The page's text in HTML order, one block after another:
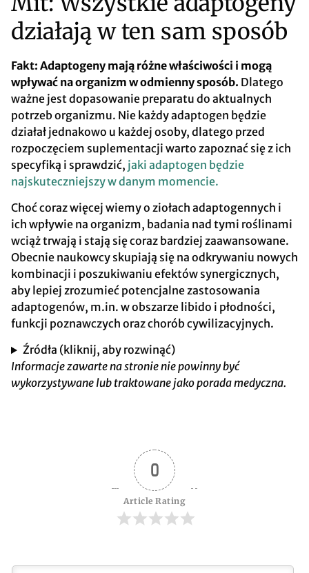
działają w ten sam sposób
Fakt: Adaptogeny mają różne właściwości i mogą
wpływać na organizm w odmienny sposób. Dlatego
ważne jest dopasowanie preparatu do aktualnych
potrzeb organizmu. Nie każdy adaptogen będzie
działał jednakowo u każdej osoby, dlatego przed
rozpoczęciem suplementacji warto zapoznać się z ich
specyfiką i sprawdzić, jaki adaptogen będzie
najskuteczniejszyw danym momencie.
Choć coraz więcej wiemy o ziołach adaptogennych i
ich wpływie na organizm, badania nad tymi roślinami
wciąż trwają i stają się coraz bardziej zaawansowane.
Obecnie naukowcy skupiają się na odkrywaniu nowych
kombinacji i poszukiwaniu efektów synergicznych,
aby lepiej zrozumieć potencjalne zastosowania
adaptogenów, m.in. w obszarze libido i płodności,
funkcji poznawczych oraz chorób cywilizacyjnych.
Źródła (kliknij, aby rozwinąć)
Informacje zawarte na stronie nie powinny być
wykorzystywane lub traktowane jako porada medyczna.
0
Article Rating